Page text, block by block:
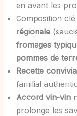
en avant les
Composition
régionale
fromages
pommes de
Recette
familial
Accord vin-vin
prolonge les